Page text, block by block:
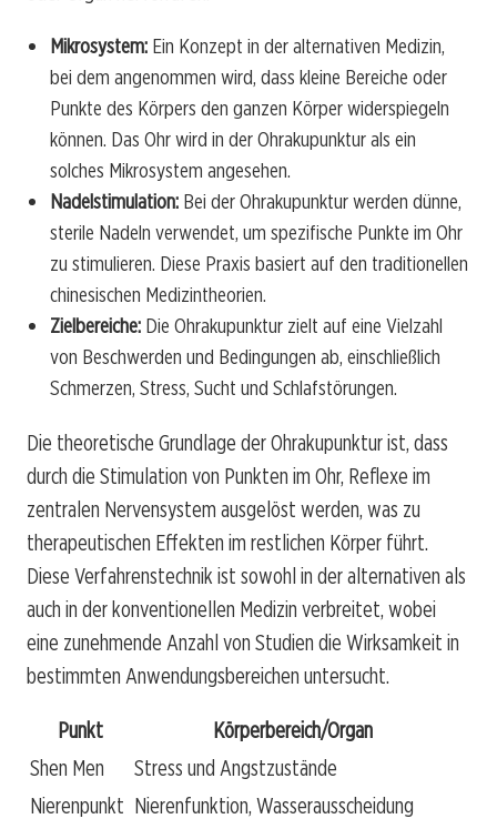
Mikrosystem: Ein Konzept in der alternativen Medizin,
bei dem angenommen wird, dass kleine Bereiche oder
Punkte des Körpers den ganzen Körper widerspiegeln
können. Das Ohr wird in der Ohrakupunktur als ein
solches Mikrosystem angesehen.
Nadelstimulation: Bei der Ohrakupunktur werden dünne,
sterile Nadeln verwendet, um spezifische Punkte im Ohr
zu stimulieren. Diese Praxis basiert auf den traditionellen
chinesischen Medizintheorien.
Zielbereiche: Die Ohrakupunktur zielt auf eine Vielzahl
von Beschwerden und Bedingungen ab, einschließlich
Schmerzen, Stress, Sucht und Schlafstörungen.
Die theoretische Grundlage der Ohrakupunktur ist, dass
durch die Stimulation von Punkten im Ohr, Reflexe im
zentralen Nervensystem ausgelöst werden, was zu
therapeutischen Effekten im restlichen Körper führt.
Diese Verfahrenstechnik ist sowohl in der alternativen als
auch in der konventionellen Medizin verbreitet, wobei
eine zunehmende Anzahl von Studien die Wirksamkeit in
bestimmten Anwendungsbereichen untersucht.
Punkt
Körperbereich/Organ
Shen Men
Stress und Angstzustände
Nierenpunkt Nierenfunktion, Wasserausscheidung